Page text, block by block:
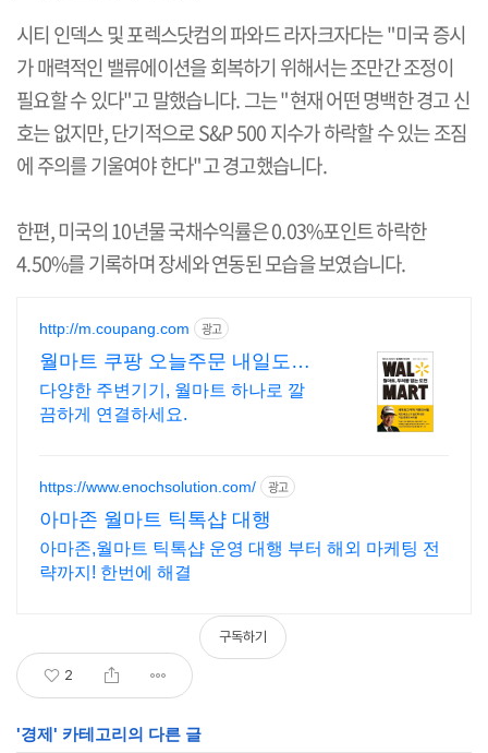
시티 인덱스 및 포렉스닷컴의 파와드 라자크자다는"미국 증시
가 매력적인 밸류에이션을 회복하기 위해서는 조만간 조정이
필요할 수 있다"고 말했습니다.그는"현재 어떤 명백한 경고 신
호는 없지만,단기적으로S&P 500지수가 하락할 수 있는 조짐
에 주의를 기울여야 한다"고 경고했습니다.
한편,미국의10년물 국채수익률은0.03%포인트 하락한
4.50%를 기록하며 장세와 연동된 모습을 보였습니다.
http://m.coupang.com 광고
월마트 쿠팡 오늘주문 내일도착
로켓배송
다양한 주변기기, 월마트 하나로 깔
끔하게 연결하세요.
https://www.enochsolution.com/ 광고
아마존 월마트 틱톡샵 대행
아마존,월마트 틱톡샵 운영 대행 부터 해외 마케팅 전
략까지! 한번에 해결
2
구독하기
'경제' 카테고리의 다른 글